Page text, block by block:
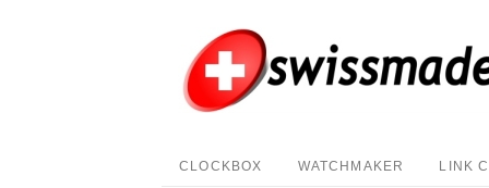
CLOCKBOX WATCHMAKER LINK